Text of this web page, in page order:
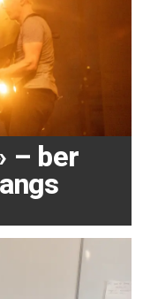
– ber